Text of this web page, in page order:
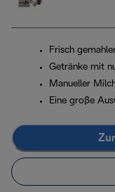
Frisch
Getränke mit
Manueller
Eine große